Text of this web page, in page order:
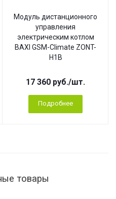
Модуль дистанционного
управления
электрическим котлом
BAXI GSM-Climate ZONT-
H1B
17 360 руб./шт.
Подробнее
товары